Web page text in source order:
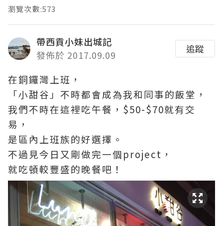
瀏覽次數:573
帶西貢小妹出城記
發佈於 2017.09.09
追蹤
在銅鑼灣上班，
「小甜谷」不時都會成為我和同事的飯堂，
我們不時在這裡吃午餐，$50-$70就有交
易，
是區內上班族的好選擇。
不過見今日又剛做完一個project，
就吃頓較豐盛的晚餐吧！